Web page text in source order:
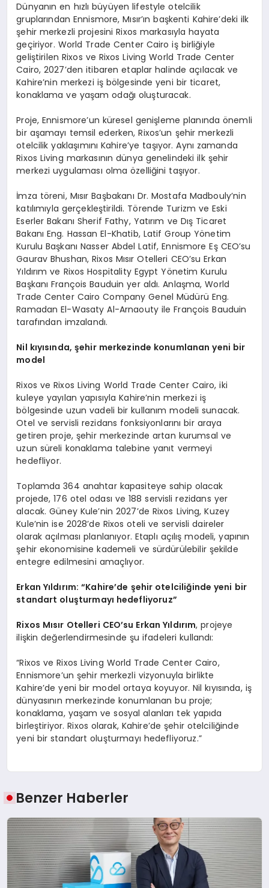
Dünyanın en hızlı büyüyen lifestyle otelcilik
gruplarından Ennismore, Mısır’ın başkenti Kahire’deki ilk
şehir merkezli projesini Rixos markasıyla hayata
geçiriyor. World Trade Center Cairo iş birliğiyle
geliştirilen Rixos ve Rixos Living World Trade Center
Cairo, 2027’den itibaren etaplar halinde açılacak ve
Kahire’nin merkezi iş bölgesinde yeni bir ticaret,
konaklama ve yaşam odağı oluşturacak.
Proje, Ennismore’un küresel genişleme planında önemli
bir aşamayı temsil ederken, Rixos’un şehir merkezli
otelcilik yaklaşımını Kahire’ye taşıyor. Aynı zamanda
Rixos Living markasının dünya genelindeki ilk şehir
merkezi uygulaması olma özelliğini taşıyor.
İmza töreni, Mısır Başbakanı Dr. Mostafa Madbouly’nin
katılımıyla gerçekleştirildi. Törende Turizm ve Eski
Eserler Bakanı Sherif Fathy, Yatırım ve Dış Ticaret
Bakanı Eng. Hassan El-Khatib, Latif Group Yönetim
Kurulu Başkanı Nasser Abdel Latif, Ennismore Eş CEO’su
Gaurav Bhushan, Rixos Mısır Otelleri CEO’su Erkan
Yıldırım ve Rixos Hospitality Egypt Yönetim Kurulu
Başkanı François Bauduin yer aldı. Anlaşma, World
Trade Center Cairo Company Genel Müdürü Eng.
Ramadan El-Wasaty Al-Arnaouty ile François Bauduin
tarafından imzalandı.
Nil kıyısında, şehir merkezinde konumlanan yeni bir
model
Rixos ve Rixos Living World Trade Center Cairo, iki
kuleye yayılan yapısıyla Kahire’nin merkezi iş
bölgesinde uzun vadeli bir kullanım modeli sunacak.
Otel ve servisli rezidans fonksiyonlarını bir araya
getiren proje, şehir merkezinde artan kurumsal ve
uzun süreli konaklama talebine yanıt vermeyi
hedefliyor.
Toplamda 364 anahtar kapasiteye sahip olacak
projede, 176 otel odası ve 188 servisli rezidans yer
alacak. Güney Kule’nin 2027’de Rixos Living, Kuzey
Kule’nin ise 2028’de Rixos oteli ve servisli daireler
olarak açılması planlanıyor. Etaplı açılış modeli, yapının
şehir ekonomisine kademeli ve sürdürülebilir şekilde
entegre edilmesini amaçlıyor.
Erkan Yıldırım:“Kahire’de şehir otelciliğinde yeni bir
standart oluşturmayı hedefliyoruz”
Rixos Mısır Otelleri CEO’su Erkan Yıldırım, projeye
ilişkin değerlendirmesinde şu ifadeleri kullandı:
“Rixos ve Rixos Living World Trade Center Cairo,
Ennismore’un şehir merkezli vizyonuyla birlikte
Kahire’de yeni bir model ortaya koyuyor. Nil kıyısında, iş
dünyasının merkezinde konumlanan bu proje;
konaklama, yaşam ve sosyal alanları tek yapıda
birleştiriyor. Rixos olarak, Kahire’de şehir otelciliğinde
yeni bir standart oluşturmayı hedefliyoruz.”
Benzer Haberler